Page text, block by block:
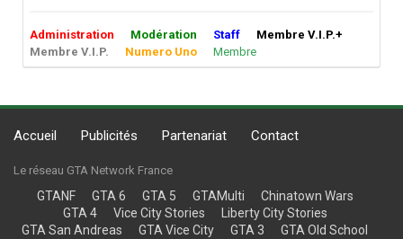
Administration Modération Staff
Membre V.I.P.+
Membre V.I.P.
Numero Uno Membre
Accueil Publicités Partenariat Contact
Le réseau GTA Network France
GTANF GTA 6 GTA 5 GTAMulti
Chinatown Wars
GTA 4
Vice City Stories
Liberty City Stories
GTA San Andreas
GTA Vice City GTA 3 GTA Old School